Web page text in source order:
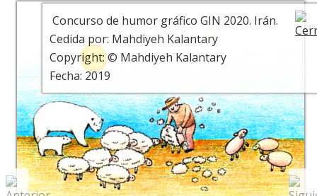
planeta Tierra.
Concurso de humor gráfico GIN 2020. Irán.
Cedida por: Mahdiyeh Kalantary
Copyright: © Mahdiyeh Kalantary
Fecha: 2019